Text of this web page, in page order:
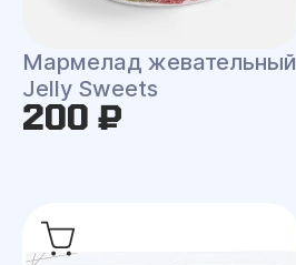
Мармелад жевательный
Jelly Sweets
200 ₽